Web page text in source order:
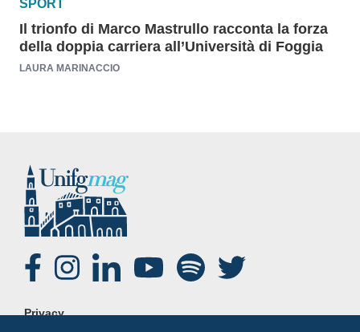
SPORT
Il trionfo di Marco Mastrullo racconta la forza
della doppia carriera all’Università di Foggia
LAURA MARINACCIO
SOCIAL
FOOTER
Privacy